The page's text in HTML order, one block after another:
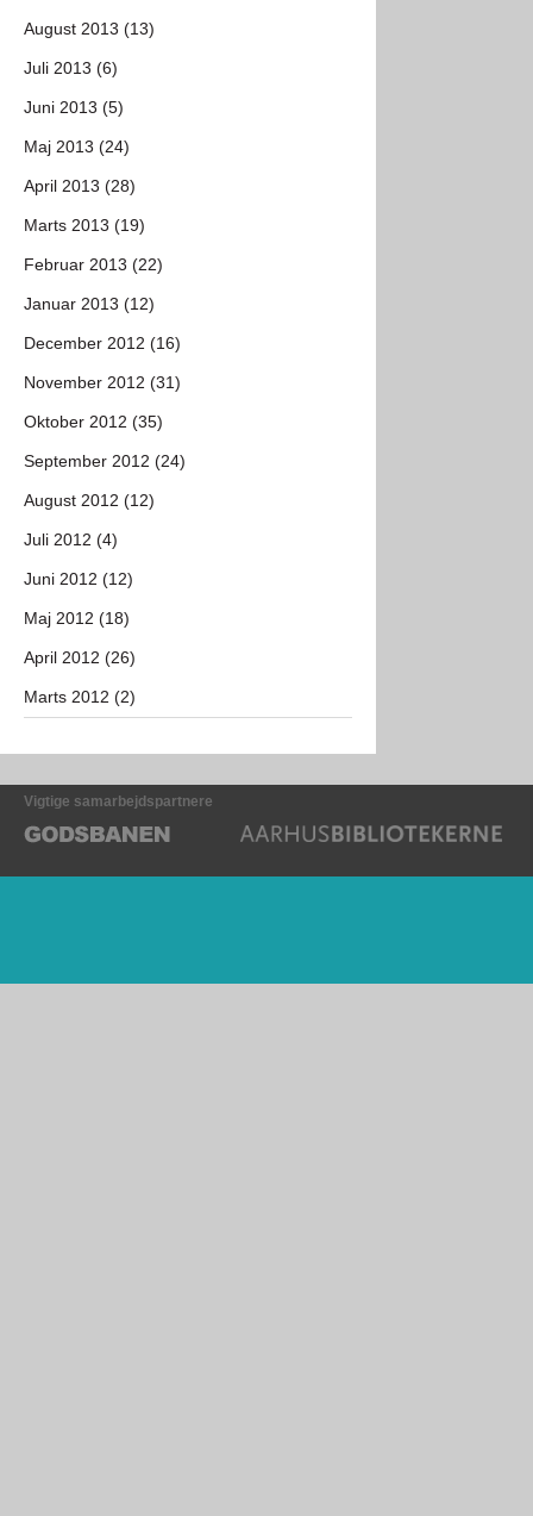
August 2013 (13)
Juli 2013 (6)
Juni 2013 (5)
Maj 2013 (24)
April 2013 (28)
Marts 2013 (19)
Februar 2013 (22)
Januar 2013 (12)
December 2012 (16)
November 2012 (31)
Oktober 2012 (35)
September 2012 (24)
August 2012 (12)
Juli 2012 (4)
Juni 2012 (12)
Maj 2012 (18)
April 2012 (26)
Marts 2012 (2)
Vigtige samarbejdspartnere